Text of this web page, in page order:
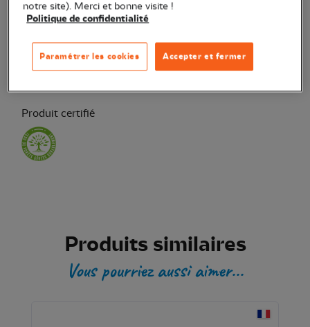
Ajouter au panier
Transaction sécurisée
Produit certifié
Produits similaires
Vous pourriez aussi aimer...
notre site). Merci et bonne visite !
Politique de confidentialité
Accepter et fermer
Paramétrer les cookies